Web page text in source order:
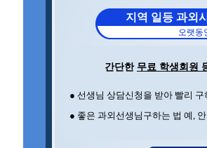
신** 포항공과
이** 포항공과
정** 포항공과
김** 포항공과
김** 포항공과
김** 뉴욕대 ,
민** 영남대 ,
지역 일등 과외
오랫동
간단한 무료 학생회원
● 선생님 상담신청을 받아 빨리
● 좋은 과외선생님구하는 법 예,